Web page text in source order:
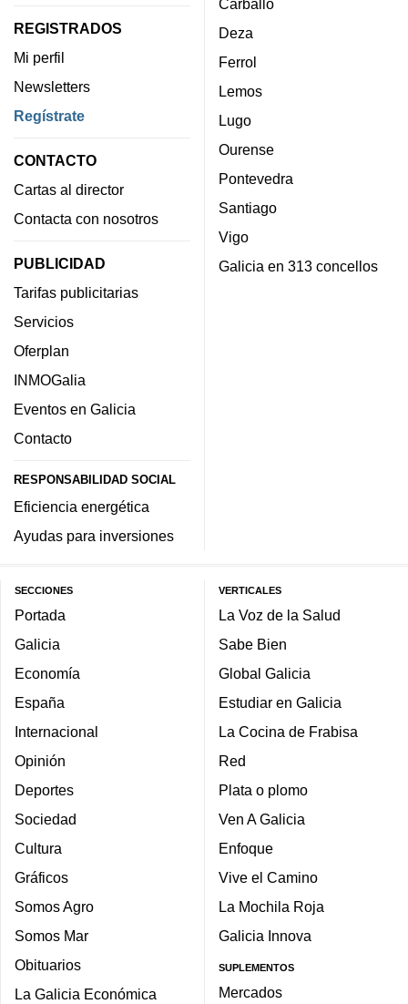
REGISTRADOS
Mi perfil
Newsletters
Regístrate
CONTACTO
Cartas al director
Contacta con nosotros
PUBLICIDAD
Tarifas publicitarias
Servicios
Oferplan
INMOGalia
Eventos en Galicia
Contacto
RESPONSABILIDAD SOCIAL
Eficiencia energética
Ayudas para inversiones
Carballo
Deza
Ferrol
Lemos
Lugo
Ourense
Pontevedra
Santiago
Vigo
Galicia en 313 concellos
SECCIONES
Portada
Galicia
Economía
España
Internacional
Opinión
Deportes
Sociedad
Cultura
Gráficos
Somos Agro
Somos Mar
Obituarios
La Galicia Económica
VERTICALES
La Voz de la Salud
Sabe Bien
Global Galicia
Estudiar en Galicia
La Cocina de Frabisa
Red
Plata o plomo
Ven A Galicia
Enfoque
Vive el Camino
La Mochila Roja
Galicia Innova
SUPLEMENTOS
Mercados